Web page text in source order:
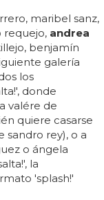
maribel sanz,
requejo, andrea
benjamín
galería
los
donde
valére de
quiere casarse
sandro rey), o a
o ángela
la
'splash!'